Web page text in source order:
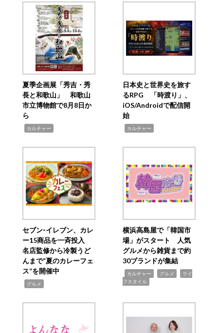
夏季企画展「秀吉・秀
長と和歌山」 和歌山
市立博物館で8月8日か
ら
カルチャー
日本史と世界史を旅す
るRPG 「時渡り」、
iOS/Androidで配信開
始
カルチャー
セブン‐イレブン、カレ
ー15商品を一斉投入
名店監修から冷製うど
んまで“夏のカレーフェ
ス”を開催中
グルメ
横浜高島屋で「韓国市
場」がスタート 人気
グルメから雑貨まで約
30ブランドが集結
カルチャー グルメ
ライ
フスタイル